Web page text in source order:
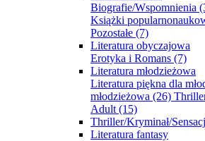
Biografie/Wspomnienia
Książki
Pozostałe (7)
Literatura obyczajowa
Erotyka i Romans (7)
Literatura młodzieżowa
Literatura piękna dla
młodzieżowa (26)
Adult (15)
Thriller/Kryminał/
Literatura fantasy